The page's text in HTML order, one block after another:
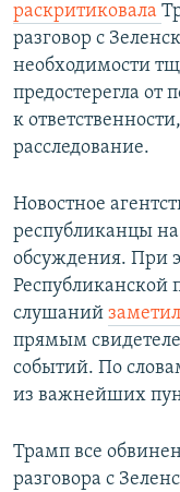
раскритиковала
разговор с
необходимости
предостерегла от
к
расследование.
Новостное
республиканцы
обсуждения. При
Республиканской
слушаний
прямым
событий. По
из важнейших
Трамп все
разговора с